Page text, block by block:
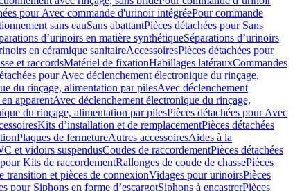
pour Avec commande d'urinoir intégréePour commande
sans eauSans abattantPièces détachées pour Sans
d’urinoirs en matière synthétiqueSéparations d’urinoirs
en céramique sanitaireAccessoiresPièces détachées pour
et raccordsMatériel de fixationHabillages latérauxCommandes
pour Avec déclenchement électronique du rinçage,
du rinçage, alimentation par pilesAvec déclenchement
apparentAvec déclenchement électronique du rinçage,
du rinçage, alimentation par pilesPièces détachées pour Avec
Kits d’installation et de remplacementPièces détachées
Plaques de fermetureAutres accessoiresAides à la
et vidoirs suspendusCoudes de raccordementPièces détachées
Kits de raccordementRallonges de coude de chassePièces
transition et pièces de connexionVidages pour urinoirsPièces
pour Siphons en forme d’escargotSiphons à encastrerPièces